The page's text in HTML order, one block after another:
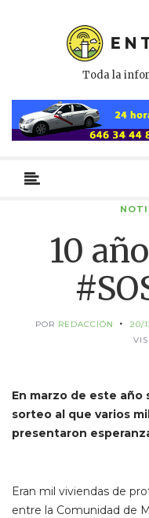
Toda la
primario
10
POR REDACCIÓN 20/
En marzo de este año
sorteo al que varios
presentaron
Eran mil viviendas de
entre la Comunidad de